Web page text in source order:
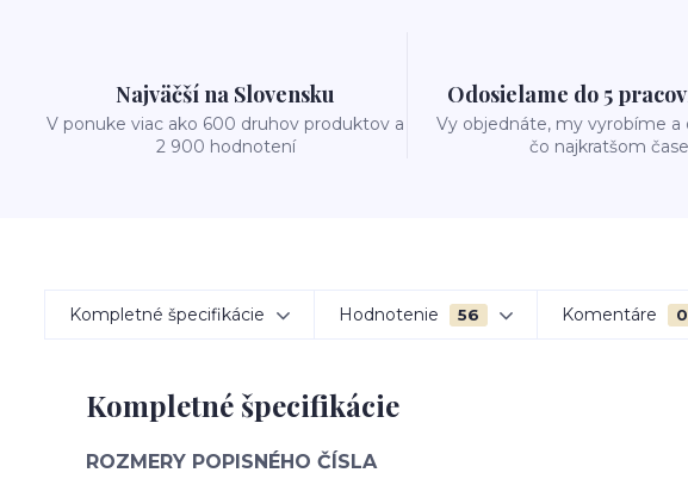
Najväčší na Slovensku
V ponuke viac ako 600 druhov produktov a
2 900 hodnotení
Odosielame do 5
Vy objednáte, my vyrobíme a
čo najkratšom čase
Kompletné špecifikácie Hodnotenie 56 Komentáre 0
Kompletné špecifikácie
ROZMERY POPISNÉHO ČÍSLA